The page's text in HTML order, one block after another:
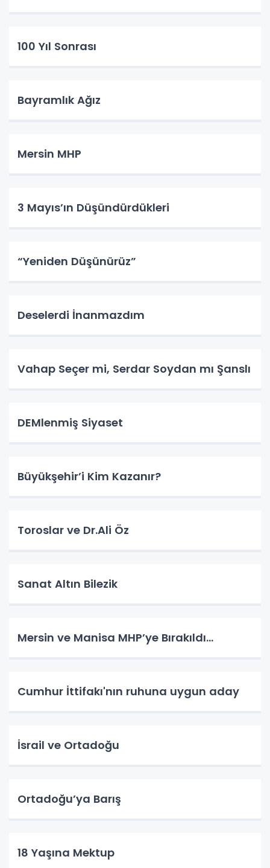
100 Yıl Sonrası
Bayramlık Ağız
Mersin MHP
3 Mayıs’ın Düşündürdükleri
“Yeniden Düşünürüz”
Deselerdi İnanmazdım
Vahap Seçer mi, Serdar Soydan mı Şanslı
DEMlenmiş Siyaset
Büyükşehir’i Kim Kazanır?
Toroslar ve Dr.Ali Öz
Sanat Altın Bilezik
Mersin ve Manisa MHP’ye Bırakıldı…
Cumhur İttifakı'nın ruhuna uygun aday
İsrail ve Ortadoğu
Ortadoğu’ya Barış
18 Yaşına Mektup